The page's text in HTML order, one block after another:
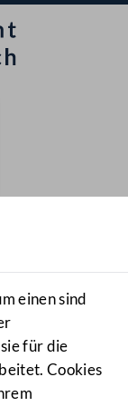
einen sind
für die
Cookies